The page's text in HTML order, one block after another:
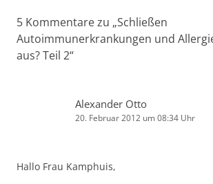
5 Kommentare zu „Schließen
Autoimmunerkrankungen und
aus? Teil 2“
Alexander Otto
20. Februar 2012 um 08:34 Uhr
Hallo Frau Kamphuis,